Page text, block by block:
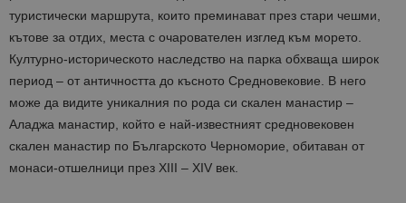
туристически маршрута, които преминават през стари чешми,
кътове за отдих, места с очарователен изглед към морето.
Културно-историческото наследство на парка обхваща широк
период – от античността до късното Средновековие. В него
може да видите уникалния по рода си скален манастир –
Аладжа манастир, който е най-известният средновековен
скален манастир по Българското Черноморие, обитаван от
монаси-отшелници през XIII – XIV век.